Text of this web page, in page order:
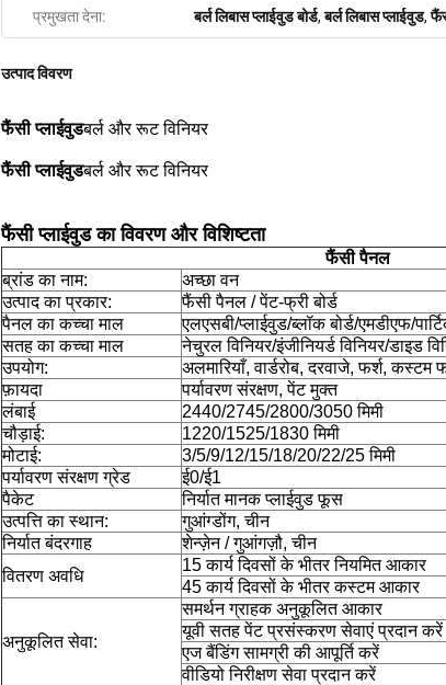
प्रमुखता देना: बर्ल लिबास प्लाईवुड बोर्ड,बर्ल लिबास प्लाईवुड,
उत्पाद विवरण
फैंसी प्लाईवुडबर्ल और रूट विनियर
फैंसी प्लाईवुडबर्ल और रूट विनियर
फैंसी प्लाईवुड का विवरण और विशिष्टता
फैंसी पैनल
ब्रांड का नाम:
अच्छा वन
उत्पाद का प्रकार:
फैंसी पैनल / पेंट-फ्री बोर्ड
पैनल का कच्चा माल
एलएसबी/प्लाईवुड/ब्लॉक बोर्ड/एमडीएफ/
सतह का कच्चा माल
नेचुरल विनियर/इंजीनियर्ड विनियर/डाइड
उपयोग:
अलमारियाँ, वार्डरोब, दरवाजे, फर्श, कस्टम
फ़ायदा
पर्यावरण संरक्षण, पेंट मुक्त
लंबाई
2440/2745/2800/3050 मिमी
चौड़ाई:
1220/1525/1830 मिमी
मोटाई:
3/5/9/12/15/18/20/22/25 मिमी
पर्यावरण संरक्षण ग्रेड
ई0/ई1
पैकेट
निर्यात मानक प्लाईवुड फूस
उत्पत्ति का स्थान:
गुआंग्डोंग, चीन
निर्यात बंदरगाह
शेन्ज़ेन / गुआंगज़ौ, चीन
वितरण अवधि
15 कार्य दिवसों के भीतर नियमित आकार
45 कार्य दिवसों के भीतर कस्टम आकार
अनुकूलित सेवा:
समर्थन ग्राहक अनुकूलित आकार
यूवी सतह पेंट प्रसंस्करण सेवाएं प्रदान करें
एज बैंडिंग सामग्री की आपूर्ति करें
वीडियो निरीक्षण सेवा प्रदान करें